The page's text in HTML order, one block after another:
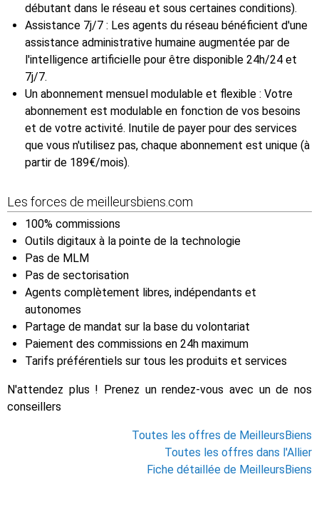
débutant dans le réseau et sous certaines conditions).
Assistance 7j/7 : Les agents du réseau bénéficient d'une
assistance administrative humaine augmentée par de
l'intelligence artificielle pour être disponible 24h/24 et
7j/7.
Un abonnement mensuel modulable et flexible : Votre
abonnement est modulable en fonction de vos besoins
et de votre activité. Inutile de payer pour des services
que vous n'utilisez pas, chaque abonnement est unique (à
partir de 189€/mois).
Les forces de meilleursbiens.com
100% commissions
Outils digitaux à la pointe de la technologie
Pas de MLM
Pas de sectorisation
Agents complètement libres, indépendants et
autonomes
Partage de mandat sur la base du volontariat
Paiement des commissions en 24h maximum
Tarifs préférentiels sur tous les produits et services
N'attendez plus ! Prenez un rendez-vous avec un de nos
conseillers
Toutes les offres de MeilleursBiens
Toutes les offres dans l'Allier
Fiche détaillée de MeilleursBiens